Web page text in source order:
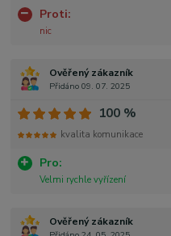
Proti:
nic
Ověřený zákazník
Přidáno 09. 07. 2025
Pro:
Velmi rychle vyřízení
100 %
kvalita komunikace
Ověřený zákazník